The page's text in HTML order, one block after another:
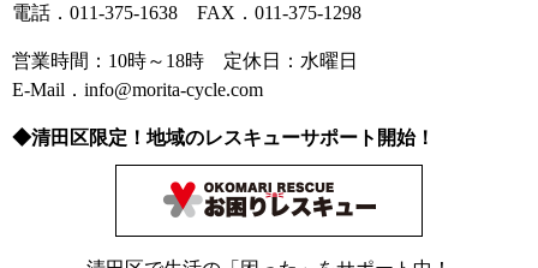
電話．011-375-1638 FAX．011-375-1298
営業時間：10時～18時 定休日：水曜日
E-Mail．info@morita-cycle.com
◆清田区限定！地域のレスキューサポート開始！